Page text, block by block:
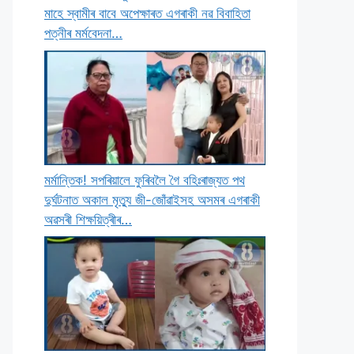
মাহে স্বামীৰ বাবে অপেক্ষাৰত এগৰাকী নৱ বিবাহিতা
পত্নীৰ মৰ্মবেদনা…
মৰ্মান্তিক! সপৰিয়ালে ফুৰিবলৈ গৈ বহিঃৰাজ্যত পথ
দুৰ্ঘটনাত অকাল মৃত্যু জী-জোঁৱাইসহ অসমৰ এগৰাকী
অৱসৰী শিক্ষয়িত্ৰীৰ…